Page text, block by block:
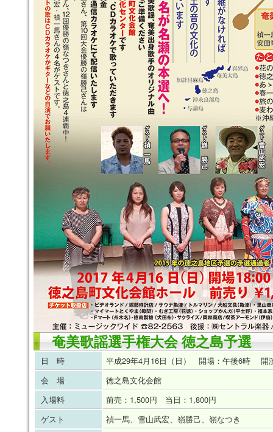
奄美歌謡選手権大会 徳之島予選
日 時
平成29年4月16日（日） 開場：午後6時 開
会 場
徳之島文化会館
入場料
前売：1,500円 当日：1,800円
ゲスト
禎一馬、雪山武宏、嶺勝己、嶺なつき